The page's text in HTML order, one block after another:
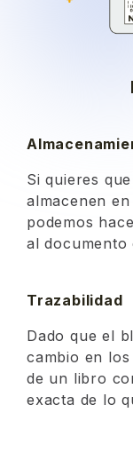
Si quieres
almacenen
podemos
al documento
Trazabilidad
Dado que el
cambio en
de un libro
exacta de lo